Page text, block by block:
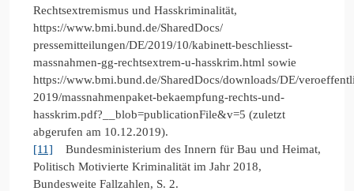
Rechtsextremismus und Hasskriminalität,
https://www.bmi.bund.de/SharedDocs/
pressemitteilungen/DE/2019/10/kabinett-beschliesst-
massnahmen-gg-rechtsextrem-u-hasskrim.html sowie
https://www.bmi.bund.de/SharedDocs/downloads/DE/
2019/massnahmenpaket-bekaempfung-rechts-und-
hasskrim.pdf?__blob=publicationFile&v=5 (zuletzt
abgerufen am 10.12.2019).
[11] Bundesministerium des Innern für Bau und Heimat,
Politisch Motivierte Kriminalität im Jahr 2018,
Bundesweite Fallzahlen, S. 2.